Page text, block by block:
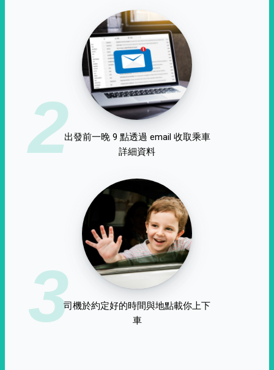
2出發前一晚 9 點透過 email 收取乘車
詳細資料
3司機於約定好的時間與地點載你上下
車